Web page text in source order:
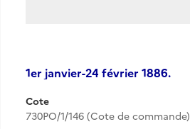
1er janvier-24 février 1886.
Cote
730PO/1/146 (Cote de commande)